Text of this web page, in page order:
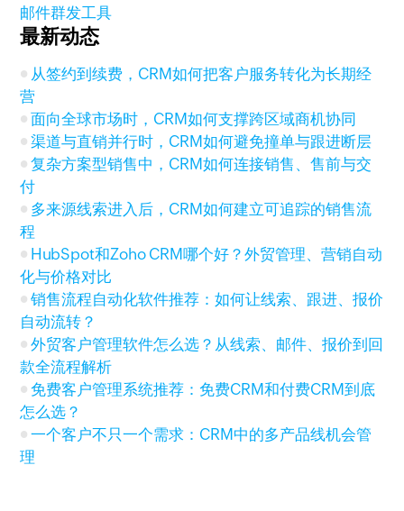
邮件群发工具
最新动态
从签约到续费，CRM如何把客户服务转化为长期经
营
面向全球市场时，CRM如何支撑跨区域商机协同
渠道与直销并行时，CRM如何避免撞单与跟进断层
复杂方案型销售中，CRM如何连接销售、售前与交
付
多来源线索进入后，CRM如何建立可追踪的销售流
程
HubSpot和Zoho CRM哪个好？外贸管理、营销自动
化与价格对比
销售流程自动化软件推荐：如何让线索、跟进、报价
自动流转？
外贸客户管理软件怎么选？从线索、邮件、报价到回
款全流程解析
免费客户管理系统推荐：免费CRM和付费CRM到底
怎么选？
一个客户不只一个需求：CRM中的多产品线机会管
理